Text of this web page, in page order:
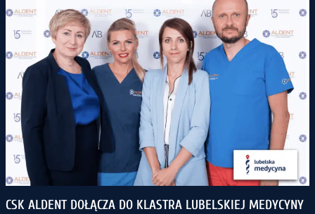
CSK ALDENT DOŁĄCZA DO KLASTRA LUBELSKIEJ MEDYCYNY